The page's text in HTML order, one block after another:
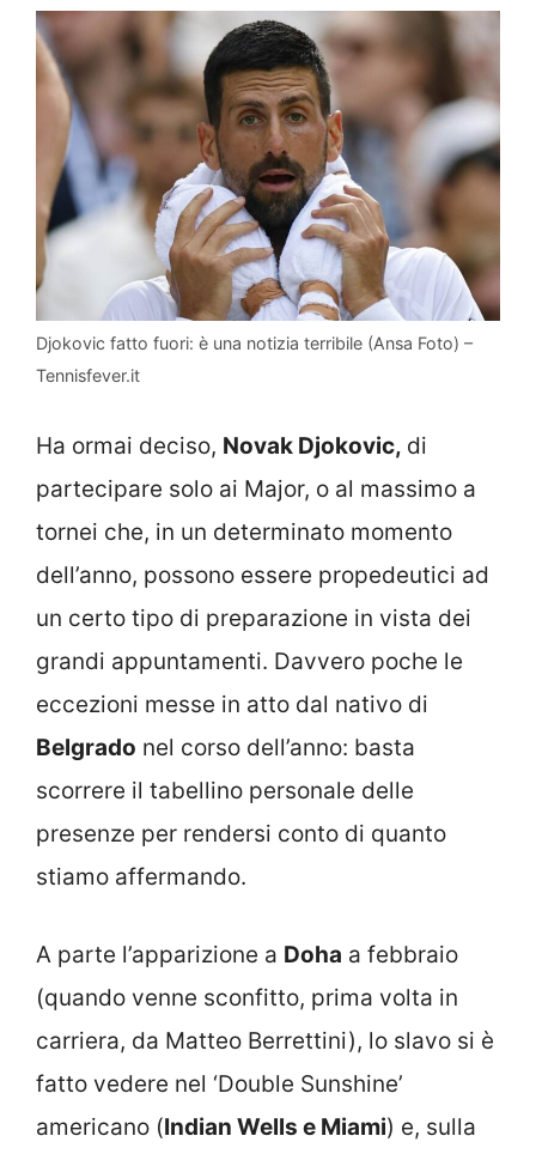
Djokovic fatto fuori: è una notizia terribile (Ansa Foto) –
Tennisfever.it
Ha ormai deciso, Novak Djokovic, di
partecipare solo ai Major, o al massimo a
tornei che, in un determinato momento
dell’anno, possono essere propedeutici ad
un certo tipo di preparazione in vista dei
grandi appuntamenti. Davvero poche le
eccezioni messe in atto dal nativo di
Belgrado nel corso dell’anno: basta
scorrere il tabellino personale delle
presenze per rendersi conto di quanto
stiamo affermando.
A parte l’apparizione a Doha a febbraio
(quando venne sconfitto, prima volta in
carriera, da Matteo Berrettini), lo slavo si è
fatto vedere nel ‘Double Sunshine’
americano (Indian Wells e Miami) e, sulla